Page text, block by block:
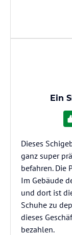
Ein
Dieses
ganz super
befahren. Die
Im Gebäude
und dort ist
Schuhe zu
dieses
bezahlen.